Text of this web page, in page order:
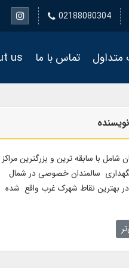
02188080304
متداول تماس با ما us
شامل با سابقه ترین و بزرگترین مراکز
سالمندان خصوصی در شمال
بهترین نقاط شهرک غرب واقع شده